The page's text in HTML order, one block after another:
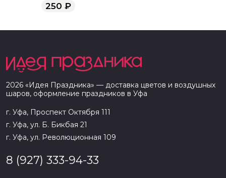
250 ₽
2026 «Идея Праздника» — доставка цветов и воздушных
шаров, оформление праздников в Уфа
г. Уфа, Проспект Октября 111
г. Уфа, ул. Б. Бикбая 21
г. Уфа, ул. Революционная 109
8 (927) 333-94-33